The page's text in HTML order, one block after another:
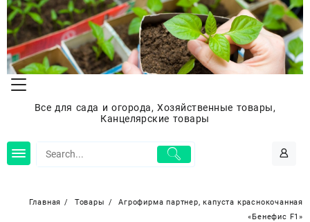
Перейти
содержимому
Все для сада и огорода, Хозяйственные товары,
Канцелярские товары
Главная Товары
Агрофирма партнер, капуста краснокочанная
«Бенефис F1»